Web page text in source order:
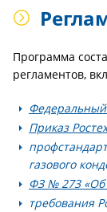
Программа
регламентов,
Приказ
газового
ФЗ № 273 «Об
требования